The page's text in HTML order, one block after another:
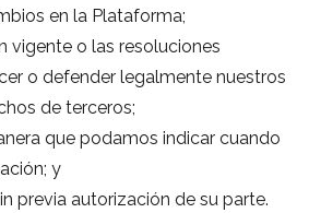
en la Plataforma;
vigente o las resoluciones
o defender legalmente nuestros
de terceros;
que podamos indicar cuando
y
previa autorización de su parte.